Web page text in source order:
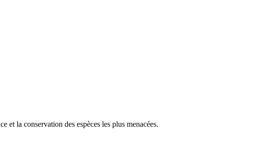
et la conservation des espèces les plus menacées.